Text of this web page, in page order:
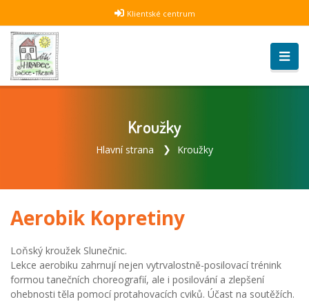
Klientské centrum
Kroužky
Hlavní strana Kroužky
Aerobik Kopretiny
Loňský kroužek Slunečnic.
Lekce aerobiku zahrnují nejen vytrvalostně-posilovací trénink
formou tanečních choreografií, ale i posilování a zlepšení
ohebnosti těla pomocí protahovacích cviků. Účast na soutěžích.